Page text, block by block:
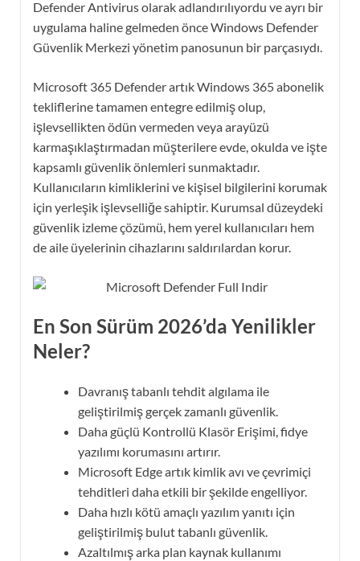
Defender Antivirus olarak adlandırılıyordu ve ayrı bir
uygulama haline gelmeden önce Windows Defender
Güvenlik Merkezi yönetim panosunun bir parçasıydı.
Microsoft 365 Defender artık Windows 365 abonelik
tekliflerine tamamen entegre edilmiş olup,
işlevsellikten ödün vermeden veya arayüzü
karmaşıklaştırmadan müşterilere evde, okulda ve işte
kapsamlı güvenlik önlemleri sunmaktadır.
Kullanıcıların kimliklerini ve kişisel bilgilerini korumak
için yerleşik işlevselliğe sahiptir. Kurumsal düzeydeki
güvenlik izleme çözümü, hem yerel kullanıcıları hem
de aile üyelerinin cihazlarını saldırılardan korur.
En Son Sürüm 2026’da Yenilikler
Neler?
Davranış tabanlı tehdit algılama ile
geliştirilmiş gerçek zamanlı güvenlik.
Daha güçlü Kontrollü Klasör Erişimi, fidye
yazılımı korumasını artırır.
Microsoft Edge artık kimlik avı ve çevrimiçi
tehditleri daha etkili bir şekilde engelliyor.
Daha hızlı kötü amaçlı yazılım yanıtı için
geliştirilmiş bulut tabanlı güvenlik.
Azaltılmış arka plan kaynak kullanımı